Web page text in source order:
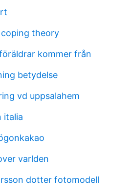
coping theory
kommer från
betydelse
vd uppsalahem
italia
varlden
dotter fotomodell